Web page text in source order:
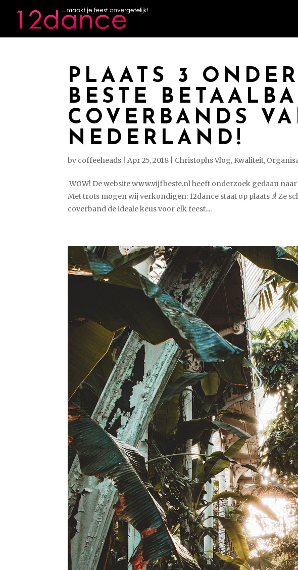
PLAATS 3
BESTE
COVERBANDS
NEDERLAND!
by coffeeheads |Apr 25, 2018 Christophs Vlog, Kwaliteit,
WOW! De website www.vijfbeste.nl heeft onderzoek gedaan
Met trots mogen wij verkondigen: 12dance staat op plaats 3! Ze
coverband de ideale keus voor elk feest....